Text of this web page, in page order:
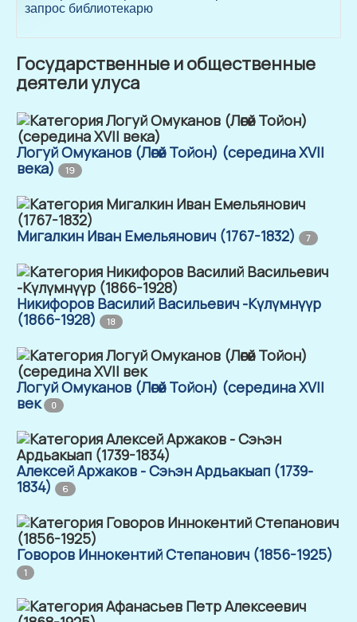
запрос библиотекарю
Государственные и общественные
деятели улуса
Логуй Омуканов (Лөгөй Тойон) (середина XVII
века)
19
Мигалкин Иван Емельянович (1767-1832) 7
Никифоров Василий Васильевич -Күлүмнүүр
(1866-1928)
18
Логуй Омуканов (Лөгөй Тойон) (середина XVII
век
0
Алексей Аржаков - Сэһэн Ардьакыап (1739-
1834)
6
Говоров Иннокентий Степанович (1856-1925)
1